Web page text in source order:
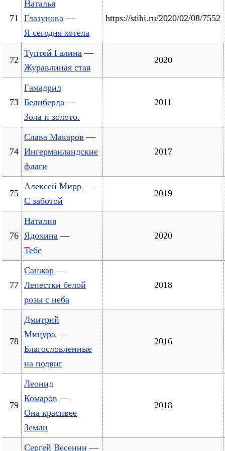
71
Наталья
Глазунова —
Я сегодня хотела
https://stihi.ru/2020/02/08/7552
72
Туптей Галина —
Журавлиная стая
2020
73
Гамадрил
Белиберда —
Зола и золото.
2011
74
Слава Макаров —
Ингерманландские
флаги
2017
75
Алексей Мирр —
С заботой
2019
76
Наталия
Ядохина —
Тебе
2020
77
Санжар —
Лепестки белой
розы с неба
2018
78
Дмитрий
Мицура —
Благословленные
на подвиг
2016
79
Леонид
Комаров —
Она красивее
Земли
2018
Сергей Весенин —